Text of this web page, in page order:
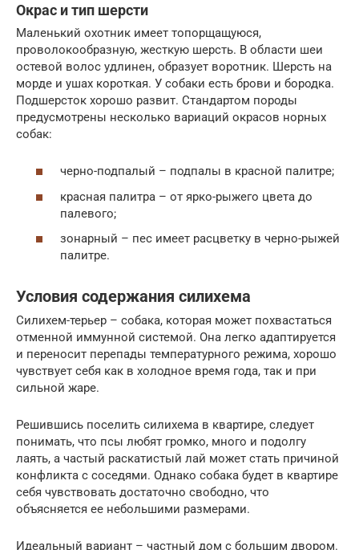
Окрас и тип шерсти
Маленький охотник имеет топорщащуюся,
проволокообразную, жесткую шерсть. В области шеи
остевой волос удлинен, образует воротник. Шерсть на
морде и ушах короткая. У собаки есть брови и бородка.
Подшерсток хорошо развит. Стандартом породы
предусмотрены несколько вариаций окрасов норных
собак:
черно-подпалый – подпалы в красной палитре;
красная палитра – от ярко-рыжего цвета до
палевого;
зонарный – пес имеет расцветку в черно-рыжей
палитре.
Условия содержания силихема
Силихем-терьер – собака, которая может похвастаться
отменной иммунной системой. Она легко адаптируется
и переносит перепады температурного режима, хорошо
чувствует себя как в холодное время года, так и при
сильной жаре.
Решившись поселить силихема в квартире, следует
понимать, что псы любят громко, много и подолгу
лаять, а частый раскатистый лай может стать причиной
конфликта с соседями. Однако собака будет в квартире
себя чувствовать достаточно свободно, что
объясняется ее небольшими размерами.
Идеальный вариант – частный дом с большим двором.